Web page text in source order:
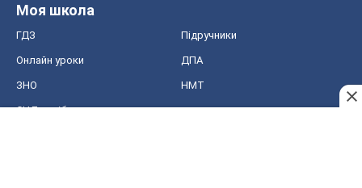
Моя школа
ГДЗ Підручники
Онлайн уроки ДПА
ЗНО НМТ
СНД посібники